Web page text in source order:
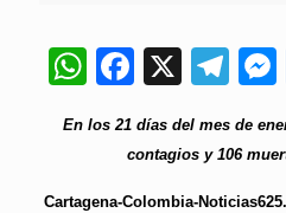
WhatsApp
X
En los 21 días del mes de
contagios y 106
Cartagena-Colombia-